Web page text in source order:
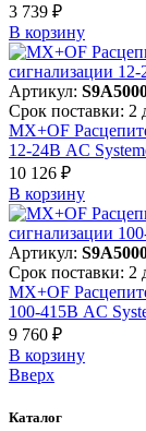
3 739 ₽
В корзинy
Артикул:
Срок поставки: 2
MX+OF
12-24В AC
10 126 ₽
В корзинy
Артикул:
Срок поставки: 2
MX+OF
100-415В AC
9 760 ₽
В корзинy
Вверх
Каталог